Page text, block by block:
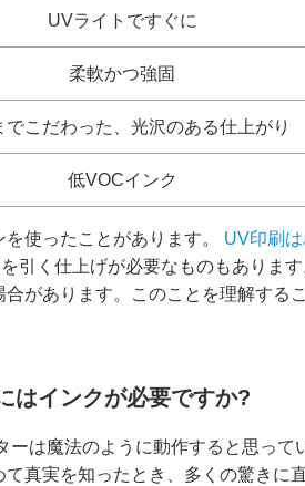
UVライトですぐに
柔軟かつ強固
でこだわった、光沢のある仕上がり
低VOCインク
使ったことがあります。 UV印刷
を引く仕上げが必要なものもありま
があります。このことを理解する
はインクが必要ですか?
ーは魔法のように動作すると思っ
真実を知ったとき、多くの驚きに